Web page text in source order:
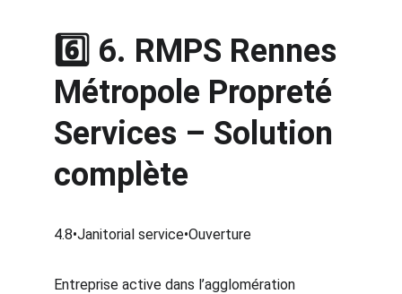
6️⃣ 6. RMPS Rennes
Métropole Propreté
Services – Solution
complète
4.8•Janitorial service•Ouverture
Entreprise active dans l’agglomération